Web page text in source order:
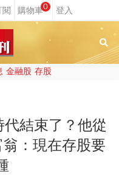
0
金融股 存股
代結束了？他從
：現在存股要